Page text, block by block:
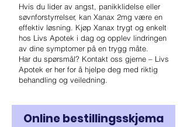
Hvis du lider av angst, panikklidelse eller
søvnforstyrrelser, kan Xanax 2mg være en
effektiv løsning. Kjøp Xanax trygt og enkelt
hos Livs Apotek i dag og opplev lindringen
av dine symptomer på en trygg måte.
Har du spørsmål? Kontakt oss gjerne – Livs
Apotek er her for å hjelpe deg med riktig
behandling og veiledning.
Online bestillingsskjema